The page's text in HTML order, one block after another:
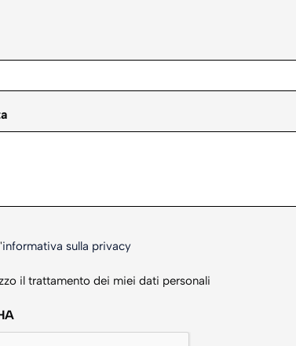
informativa sulla privacy
il trattamento dei miei dati personali